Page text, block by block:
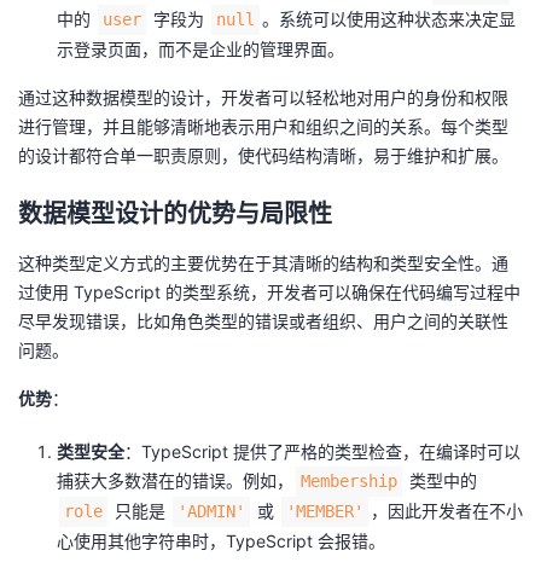
中的 user 字段为 null 。系统可以使用这种状态来决定显
示登录页面，而不是企业的管理界面。
通过这种数据模型的设计，开发者可以轻松地对用户的身份和权限
进行管理，并且能够清晰地表示用户和组织之间的关系。每个类型
的设计都符合单一职责原则，使代码结构清晰，易于维护和扩展。
数据模型设计的优势与局限性
这种类型定义方式的主要优势在于其清晰的结构和类型安全性。通
过使用 TypeScript 的类型系统，开发者可以确保在代码编写过程中
尽早发现错误，比如角色类型的错误或者组织、用户之间的关联性
问题。
优势：
类型安全：TypeScript 提供了严格的类型检查，在编译时可以
捕获大多数潜在的错误。例如，
Membership 类型中的
role 只能是 'ADMIN' 或 'MEMBER'
，因此开发者在不小
心使用其他字符串时，TypeScript 会报错。